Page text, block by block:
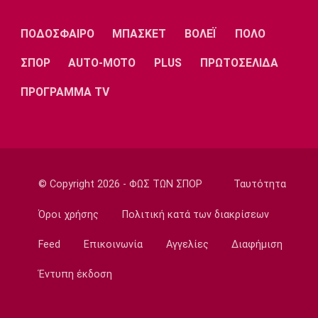
Ποδόσφαιρο - Διεθνή
22:20
Super League 1
Κούβελος σε αδελφές Αλεξανδρή: «Μας
21:50
Super League 2
21:35
ΠΟΔΟΣΦΑΙΡΟ ΜΠΑΣΚΕΤ ΒΟΛΕΪ ΠΟΛΟ
ΣΠΟΡ AUTO-MOTO PLUS ΠΡΩΤΟΣΕΛΙΔΑ
ΠΡΟΓΡΑΜΜΑ TV
© Copyright 2026 - ΦΩΣ ΤΩΝ ΣΠΟΡ Ταυτότητα
Όροι χρήσης Πολιτική κατά των διακρίσεων
Feed Επικοινωνία Αγγελίες Διαφήμιση
Έντυπη έκδοση